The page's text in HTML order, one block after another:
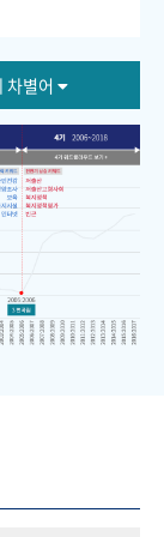
차별어